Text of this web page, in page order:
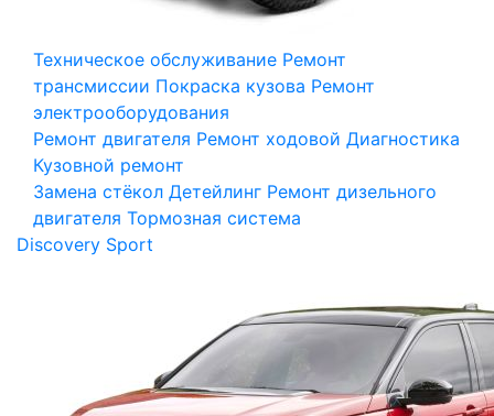
Техническое обслуживание Ремонт
трансмиссии Покраска кузова Ремонт
электрооборудования
Ремонт двигателя Ремонт ходовой Диагностика
Кузовной ремонт
Замена стёкол Детейлинг Ремонт дизельного
двигателя Тормозная система
Discovery Sport